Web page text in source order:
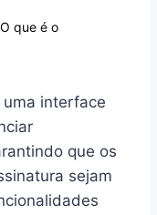
O que é o
uma interface
que os
sejam